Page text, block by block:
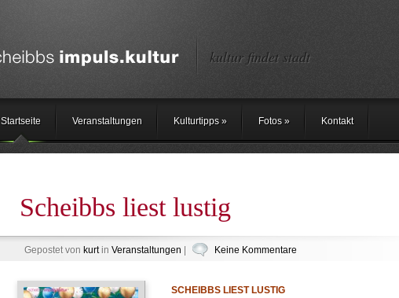
kultur findet stadt
Startseite Veranstaltungen Kulturtipps» Fotos» Kontakt
Scheibbs liest lustig
Gepostet von kurtin Veranstaltungen Keine Kommentare
SCHEIBBS LIEST LUSTIG